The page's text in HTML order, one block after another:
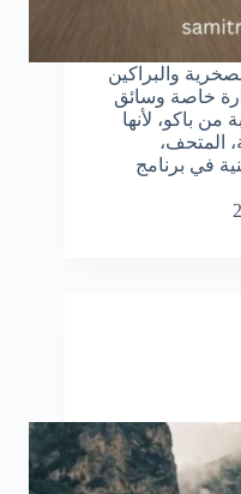
والبراكين
خاصة وسائق
باكو، لأنها
المتحف،
في برنامج